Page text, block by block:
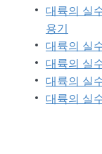
대륙의 실
용기
대륙의 실
대륙의 실
대륙의 실
대륙의 실